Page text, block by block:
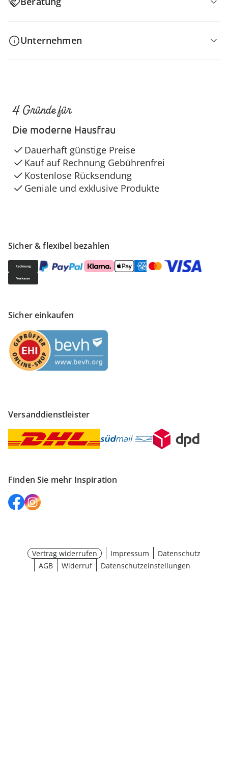
Unternehmen
Sicher & flexibel bezahlen
Sicher einkaufen
Versanddienstleister
Finden Sie mehr Inspiration
4 Gründe für
Die moderne Hausfrau
Dauerhaft günstige Preise
Kauf auf Rechnung Gebührenfrei
Kostenlose Rücksendung
Geniale und exklusive Produkte
Vertrag widerrufen Impressum
Datenschutz
AGB
Widerruf Datenschutzeinstellungen